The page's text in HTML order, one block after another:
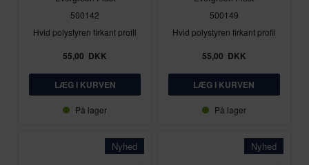
500142
Hvid polystyren firkant profil
55,00 DKK
På lager
500149
Hvid polystyren firkant profil
55,00 DKK
På lager
Nyhed Nyhed